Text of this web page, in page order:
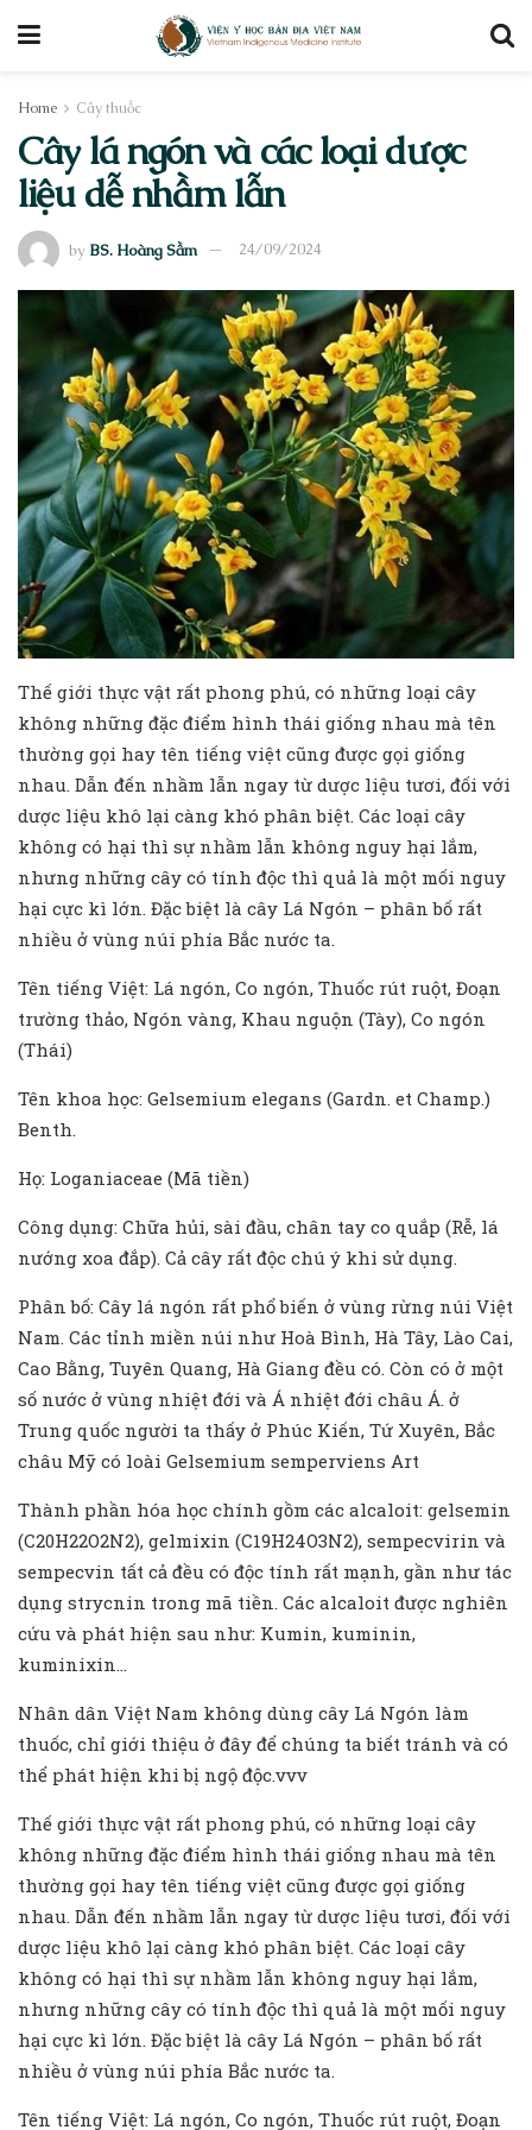
Home Cây thuốc
Cây lá ngón và các loại dược
liệu dễ nhầm lẫn
by BS. Hoàng Sầm 24/09/2024
Thế giới thực vật rất phong phú, có những loại cây
không những đặc điểm hình thái giống nhau mà tên
thường gọi hay tên tiếng việt cũng được gọi giống
nhau. Dẫn đến nhầm lẫn ngay từ dược liệu tươi, đối với
dược liệu khô lại càng khó phân biệt. Các loại cây
không có hại thì sự nhầm lẫn không nguy hại lắm,
nhưng những cây có tính độc thì quả là một mối nguy
hại cực kì lớn. Đặc biệt là cây Lá Ngón – phân bố rất
nhiều ở vùng núi phía Bắc nước ta.
Tên tiếng Việt: Lá ngón, Co ngón, Thuốc rút ruột, Đoạn
trường thảo, Ngón vàng, Khau nguộn (Tày), Co ngón
(Thái)
Tên khoa học: Gelsemium elegans (Gardn. et Champ.)
Benth.
Họ: Loganiaceae (Mã tiền)
Công dụng: Chữa hủi, sài đầu, chân tay co quắp (Rễ, lá
nướng xoa đắp). Cả cây rất độc chú ý khi sử dụng.
Phân bố: Cây lá ngón rất phổ biến ở vùng rừng núi Việt
Nam. Các tỉnh miền núi như Hoà Bình, Hà Tây, Lào Cai,
Cao Bằng, Tuyên Quang, Hà Giang đều có. Còn có ở một
số nước ở vùng nhiệt đới và Á nhiệt đới châu Á. ở
Trung quốc người ta thấy ở Phúc Kiến, Tứ Xuyên, Bắc
châu Mỹ có loài Gelsemium semperviens Art
Thành phần hóa học chính gồm các alcaloit: gelsemin
(C20H22O2N2), gelmixin (C19H24O3N2), sempecvirin và
sempecvin tất cả đều có độc tính rất mạnh, gần như tác
dụng strycnin trong mã tiền. Các alcaloit được nghiên
cứu và phát hiện sau như: Kumin, kuminin,
kuminixin…
Nhân dân Việt Nam không dùng cây Lá Ngón làm
thuốc, chỉ giới thiệu ở đây để chúng ta biết tránh và có
thể phát hiện khi bị ngộ độc.vvv
Thế giới thực vật rất phong phú, có những loại cây
không những đặc điểm hình thái giống nhau mà tên
thường gọi hay tên tiếng việt cũng được gọi giống
nhau. Dẫn đến nhầm lẫn ngay từ dược liệu tươi, đối với
dược liệu khô lại càng khó phân biệt. Các loại cây
không có hại thì sự nhầm lẫn không nguy hại lắm,
nhưng những cây có tính độc thì quả là một mối nguy
hại cực kì lớn. Đặc biệt là cây Lá Ngón – phân bố rất
nhiều ở vùng núi phía Bắc nước ta.
Tên tiếng Việt: Lá ngón, Co ngón, Thuốc rút ruột, Đoạn